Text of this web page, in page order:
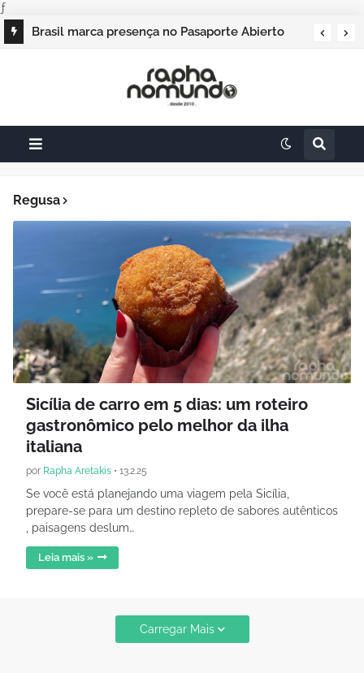
ƒ
Brasil marca presença no Pasaporte Abierto
Regusa
Sicília de carro em 5 dias: um roteiro
gastronômico pelo melhor da ilha
italiana
por Rapha Aretakis • 13.2.25
Se você está planejando uma viagem pela Sicília,
prepare-se para um destino repleto de sabores autênticos
, paisagens deslum…
Leia mais »
Carregar Mais